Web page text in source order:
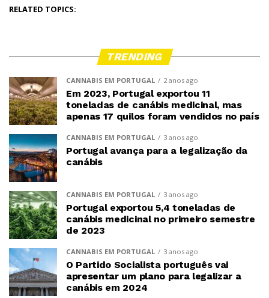
RELATED TOPICS:
TRENDING
CANNABIS EM PORTUGAL 2 anos ago
Em 2023, Portugal exportou 11
toneladas de canábis medicinal, mas
apenas 17 quilos foram vendidos no país
CANNABIS EM PORTUGAL 3 anos ago
Portugal avança para a legalização da
canábis
CANNABIS EM PORTUGAL 3 anos ago
Portugal exportou 5,4 toneladas de
canábis medicinal no primeiro semestre
de 2023
CANNABIS EM PORTUGAL 3 anos ago
O Partido Socialista português vai
apresentar um plano para legalizar a
canábis em 2024